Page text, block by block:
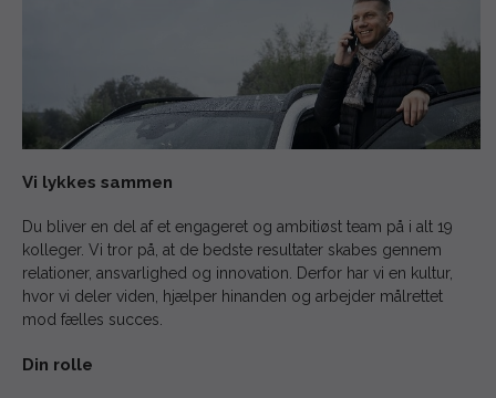
Vi lykkes sammen
Du bliver en del af et engageret og ambitiøst team på i alt 19
kolleger. Vi tror på, at de bedste resultater skabes gennem
relationer, ansvarlighed og innovation. Derfor har vi en kultur,
hvor vi deler viden, hjælper hinanden og arbejder målrettet
mod fælles succes.
Din rolle